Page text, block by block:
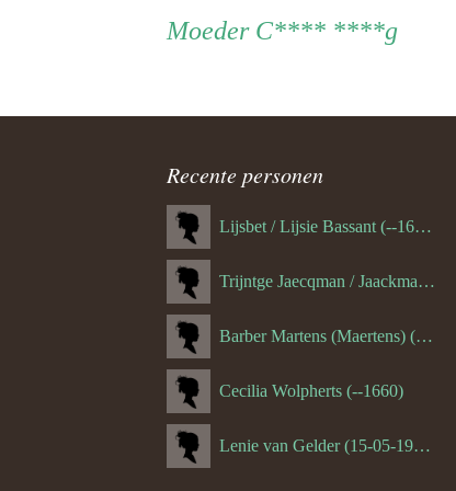
Persoon
ouder
navigatie
Moeder Moeder
C**** ****g
Recente personen
Lijsbet / Lijsie Bassant (--1687)
Trijntge Jaecqman / Jaackman (--1651)
Barber Martens (Maertens) (--1658)
Cecilia Wolpherts (--1660)
Lenie van Gelder (15-05-1970)